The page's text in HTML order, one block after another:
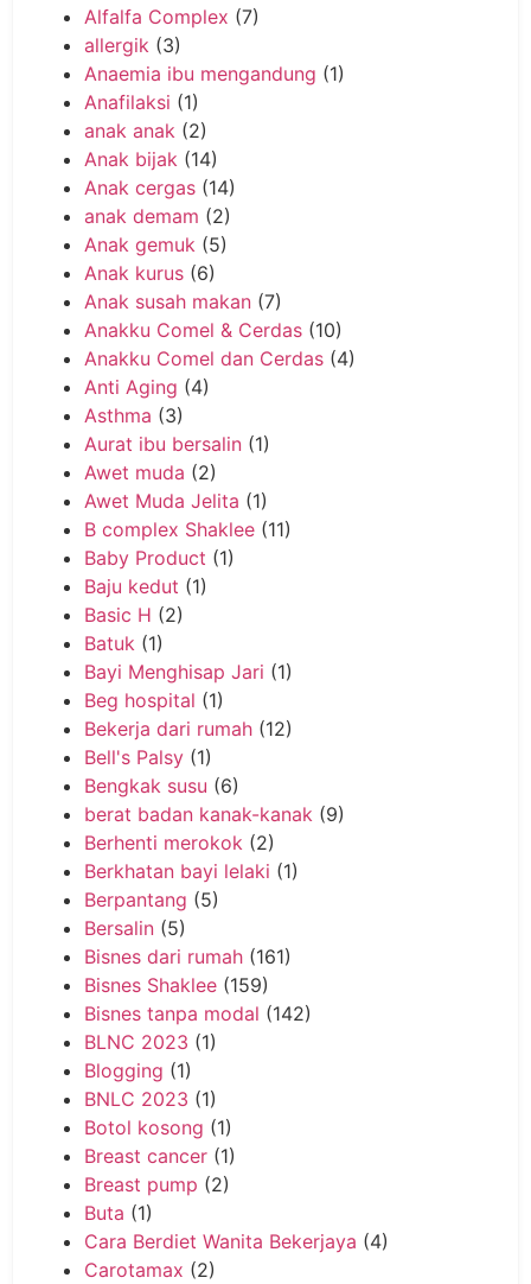
Alfalfa Complex (7)
allergik (3)
Anaemia ibu mengandung (1)
Anafilaksi (1)
anak anak (2)
Anak bijak (14)
Anak cergas (14)
anak demam (2)
Anak gemuk (5)
Anak kurus (6)
Anak susah makan (7)
Anakku Comel & Cerdas (10)
Anakku Comel dan Cerdas (4)
Anti Aging (4)
Asthma (3)
Aurat ibu bersalin (1)
Awet muda (2)
Awet Muda Jelita (1)
B complex Shaklee (11)
Baby Product (1)
Baju kedut (1)
Basic H (2)
Batuk (1)
Bayi Menghisap Jari (1)
Beg hospital (1)
Bekerja dari rumah (12)
Bell's Palsy (1)
Bengkak susu (6)
berat badan kanak-kanak (9)
Berhenti merokok (2)
Berkhatan bayi lelaki (1)
Berpantang (5)
Bersalin (5)
Bisnes dari rumah (161)
Bisnes Shaklee (159)
Bisnes tanpa modal (142)
BLNC 2023 (1)
Blogging (1)
BNLC 2023 (1)
Botol kosong (1)
Breast cancer (1)
Breast pump (2)
Buta (1)
Cara Berdiet Wanita Bekerjaya (4)
Carotamax (2)